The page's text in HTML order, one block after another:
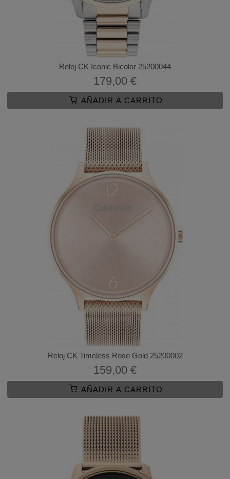
Reloj CK Iconic Bicolor 25200044
179,00 €
AÑADIR A CARRITO
Reloj CK Timeless Rose Gold 25200002
159,00 €
AÑADIR A CARRITO